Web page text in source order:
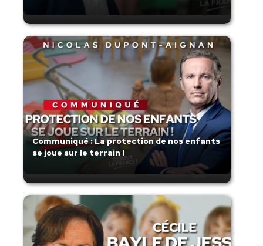
Communiqué : La protection de nos enfants
se joue sur le terrain !